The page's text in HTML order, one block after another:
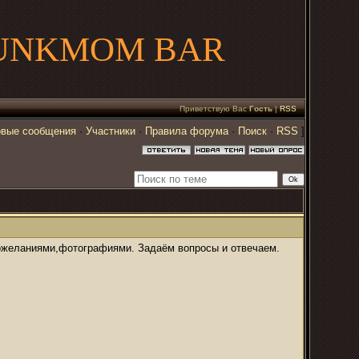
BAR
Приветствую Вас Гость|RSS
сообщения · Участники · Правила форума· Поиск · RSS ]
Задаём вопросы и отвечаем.